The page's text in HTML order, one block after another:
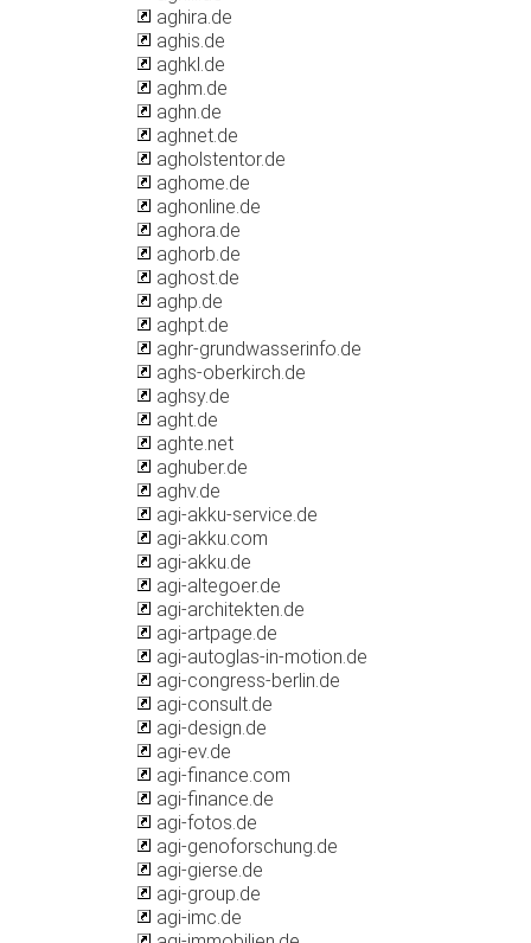
aghira.de
aghis.de
aghkl.de
aghm.de
aghn.de
aghnet.de
agholstentor.de
aghome.de
aghonline.de
aghora.de
aghorb.de
aghost.de
aghp.de
aghpt.de
aghr-grundwasserinfo.de
aghs-oberkirch.de
aghsy.de
aght.de
aghte.net
aghuber.de
aghv.de
agi-akku-service.de
agi-akku.com
agi-akku.de
agi-altegoer.de
agi-architekten.de
agi-artpage.de
agi-autoglas-in-motion.de
agi-congress-berlin.de
agi-consult.de
agi-design.de
agi-ev.de
agi-finance.com
agi-finance.de
agi-fotos.de
agi-genoforschung.de
agi-gierse.de
agi-group.de
agi-imc.de